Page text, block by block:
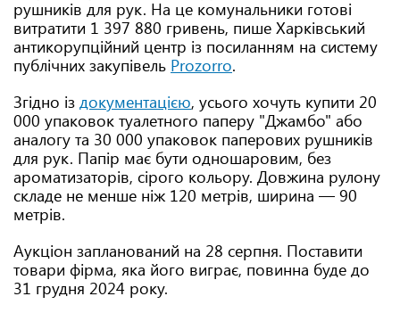
рушників для рук. На це комунальники готові
витратити 1 397 880 гривень, пише Харківський
антикорупційний центр із посиланням на систему
публічних закупівель Prozorro.
Згідно із документацією, усього хочуть купити 20
000 упаковок туалетного паперу "Джамбо" або
аналогу та 30 000 упаковок паперових рушників
для рук. Папір має бути одношаровим, без
ароматизаторів, сірого кольору. Довжина рулону
складе не менше ніж 120 метрів, ширина — 90
метрів.
Аукціон запланований на 28 серпня. Поставити
товари фірма, яка його виграє, повинна буде до
31 грудня 2024 року.